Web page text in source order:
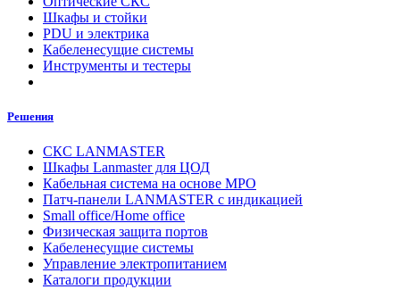
Шкафы и стойки
PDU и электрика
Кабеленесущие системы
Инструменты и тестеры
Решения
СКС LANMASTER
Шкафы Lanmaster для ЦОД
Кабельная система на основе MPO
Патч-панели LANMASTER с индикацией
Small office/Home office
Физическая защита портов
Кабеленесущие системы
Управление электропитанием
Каталоги продукции